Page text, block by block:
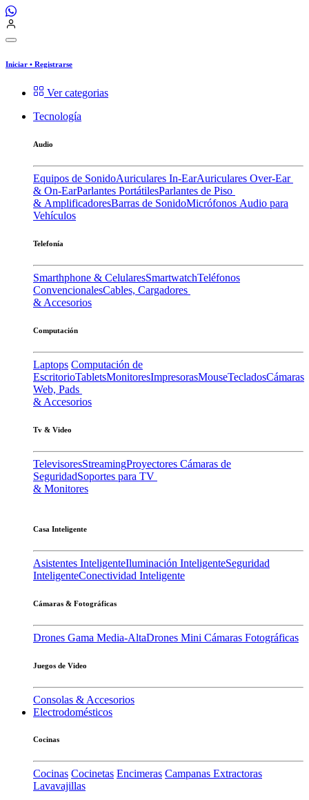
Iniciar • Registrarse
Ver categorias
Tecnología
Audio
Equipos de SonidoAuriculares In-EarAuriculares Over-Ear
& On-EarParlantes PortátilesParlantes de Piso
& AmplificadoresBarras de SonidoMicrófonos Audio para
Vehículos
Telefonía
Smarthphone & CelularesSmartwatchTeléfonos
ConvencionalesCables, Cargadores
& Accesorios
Computación
Laptops Computación de
EscritorioTabletsMonitoresImpresorasMouseTecladosCámaras
Web, Pads
& Accesorios
Tv & Video
TelevisoresStreamingProyectores Cámaras de
SeguridadSoportes para TV
& Monitores
Casa Inteligente
Asistentes InteligenteIluminación InteligenteSeguridad
InteligenteConectividad Inteligente
Cámaras & Fotográficas
Drones Gama Media-AltaDrones Mini Cámaras Fotográficas
Juegos de Video
Consolas & Accesorios
Electrodomésticos
Cocinas
Cocinas Cocinetas Encimeras Campanas Extractoras
Lavavajillas